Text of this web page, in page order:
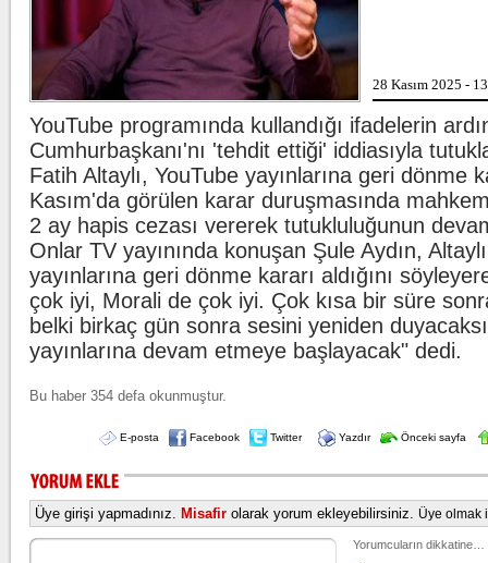
28 Kasım 2025 -
YouTube programında kullandığı ifadelerin
Cumhurbaşkanı'nı 'tehdit ettiği' iddiasıyla
Fatih Altaylı, YouTube yayınlarına geri dönme
Kasım'da görülen karar duruşmasında
2 ay hapis cezası vererek tutukluluğunun
Onlar TV yayınında konuşan Şule Aydın,
yayınlarına geri dönme kararı aldığını
çok iyi, Morali de çok iyi. Çok kısa bir süre
belki birkaç gün sonra sesini yeniden
yayınlarına devam etmeye başlayacak" dedi.
Bu haber 354 defa okunmuştur.
E-posta Facebook Twitter Yazdır Önceki sayfa
Üye girişi yapmadınız. Misafir olarak yorum ekleyebilirsiniz. Üye olmak
Yorumcuların dikkatine…